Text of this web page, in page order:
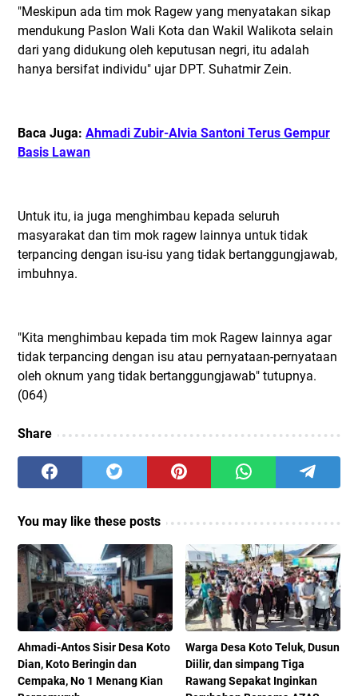
"Meskipun ada tim mok Ragew yang menyatakan sikap
mendukung Paslon Wali Kota dan Wakil Walikota selain
dari yang didukung oleh keputusan negri, itu adalah
hanya bersifat individu" ujar DPT. Suhatmir Zein.
Baca Juga: Ahmadi Zubir-Alvia Santoni Terus Gempur
Basis Lawan
Untuk itu, ia juga menghimbau kepada seluruh
masyarakat dan tim mok ragew lainnya untuk tidak
terpancing dengan isu-isu yang tidak bertanggungjawab,
imbuhnya.
"Kita menghimbau kepada tim mok Ragew lainnya agar
tidak terpancing dengan isu atau pernyataan-pernyataan
oleh oknum yang tidak bertanggungjawab" tutupnya.
(064)
Share
You may like these posts
Ahmadi-Antos Sisir Desa Koto
Dian, Koto Beringin dan
Cempaka, No 1 Menang Kian
Warga Desa Koto Teluk, Dusun
Diilir, dan simpang Tiga
Rawang Sepakat Inginkan